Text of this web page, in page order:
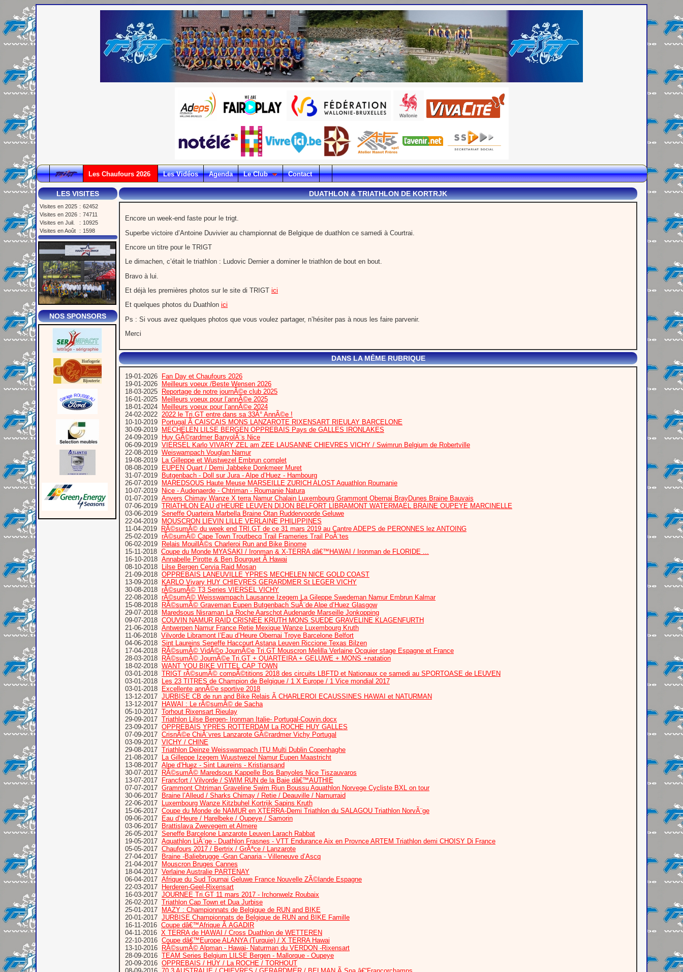
Les Chaufours 2026 Les Vidéos Agenda Le Club Contact
LES VISITES
Visites en 2025 : 62452
Visites en 2026 : 74711
Visites en Juil.
: 10925
Visites en Août
: 1598
NOS SPONSORS
DUATHLON & TRIATHLON DE KORTRJK
Encore un week-end faste pour le trigt.
Superbe victoire d’Antoine Duvivier au championnat de Belgique de duathlon ce samedi à Courtrai.
Encore un titre pour le TRIGT
Le dimachen, c’était le triathlon : Ludovic Dernier a dominer le triathlon de bout en bout.
Bravo à lui.
Et déjà les premières photos sur le site di TRIGT ici
Et quelques photos du Duathlon ici
Ps : Si vous avez quelques photos que vous voulez partager, n’hésiter pas à nous les faire parvenir.
Merci
DANS LA MÊME RUBRIQUE
19-01-2026
Fan Day et Chaufours 2026
19-01-2026
Meilleurs voeux /Beste Wensen 2026
18-03-2025
Reportage de notre journÃ©e club 2025
16-01-2025
Meilleurs voeux pour l’annÃ©e 2025
18-01-2024
Meilleurs voeux pour l’annÃ©e 2024
24-02-2022 2022 le Tri.GT entre dans sa 33Â° AnnÃ©e !
10-10-2019
Portugal Ã CAISCAIS MONS LANZAROTE RIXENSART RIEULAY BARCELONE
30-09-2019
MECHELEN LILSE BERGEN OPPREBAIS Pays de GALLES IRONLAKES
24-09-2019
Huy GÃ©rardmer BanyolÃ¨s Nice
06-09-2019 VIERSEL Karlo VIVARY ZEL am ZEE LAUSANNE CHIEVRES VICHY / Swimrun Belgium de Robertville
22-08-2019 Weiswampach Vouglan Namur
19-08-2019
La Gilleppe et Wustwezel Embrun complet
08-08-2019
EUPEN Quart / Demi Jabbeke Donkmeer Muret
31-07-2019
Butgenbach - Doll sur Jura - Alpe d’Huez - Hambourg
26-07-2019
MAREDSOUS Haute Meuse MARSEILLE ZURICH ALOST Aquathlon Roumanie
10-07-2019
Nice - Audenaerde - Chtriman - Roumanie Natura
01-07-2019 Anvers Chimay Wanze X terra Namur Chalain Luxembourg Grammont Obernai BrayDunes Braine Bauvais
07-06-2019 TRIATHLON EAU d’HEURE LEUVEN DIJON BELFORT LIBRAMONT WATERMAEL BRAINE OUPEYE MARCINELLE
03-06-2019 Seneffe Quarteira Marbella Braine Otan Ruddervoorde Geluwe
22-04-2019
MOUSCRON LIEVIN LILLE VERLAINE PHILIPPINES
11-04-2019
RÃ©sumÃ© du week end TRI.GT de ce 31 mars 2019 au Cantre ADEPS de PERONNES lez ANTOING
25-02-2019 rÃ©sumÃ© Cape Town Troutbecq Trail Frameries Trail PoÃ¨tes
06-02-2019
Relais MouillÃ©s Charleroi Run and Bike Binome
15-11-2018 Coupe du Monde MYASAKI / Ironman & X-TERRA dâ€™HAWAI / Ironman de FLORIDE ...
16-10-2018 Annabelle Pirotte & Ben Bourguet Ã Hawai
08-10-2018
Lilse Bergen Cervia Raid Mosan
21-09-2018 OPPREBAIS LANEUVILLE YPRES MECHELEN NICE GOLD COAST
13-09-2018
KARLO Vivary HUY CHIEVRES GERARDMER St LEGER VICHY
30-08-2018 rÃ©sumÃ© T3 Series VIERSEL VICHY
22-08-2018 rÃ©sumÃ© Weisswampach Lausanne Izegem La Gileppe Swedeman Namur Embrun Kalmar
15-08-2018
RÃ©sumÃ© Graveman Eupen Butgenbach SuÃ¨de Alpe d’Huez Glasgow
29-07-2018
Maredsous Nisraman La Roche Aarschot Audenarde Marseille Jonkopping
09-07-2018 COUVIN NAMUR RAID CRISNEE KRUTH MONS SUEDE GRAVELINE KLAGENFURTH
21-06-2018 Antwerpen Namur France Retie Mexique Wanze Luxembourg Kruth
11-06-2018 Vilvorde Libramont l’Eau d’Heure Obernai Troye Barcelone Belfort
04-06-2018 Sint Laureins Seneffe Haccourt Astana Leuven Riccione Texas Bilzen
17-04-2018
RÃ©sumÃ© VidÃ©o JournÃ©e Tri.GT Mouscron Melilla Verlaine Ocquier stage Espagne et France
28-03-2018
RÃ©sumÃ© JournÃ©e Tri.GT + QUARTEIRA + GELUWE + MONS +natation
18-02-2018 WANT YOU BIKE VITTEL CAP TOWN
03-01-2018 TRIGT rÃ©sumÃ© compÃ©titions 2018 des circuits LBFTD et Nationaux ce samedi au SPORTOASE de LEUVEN
03-01-2018
Les 23 TITRES de Champion de Belgique / 1 X Europe / 1 Vice mondial 2017
03-01-2018
Excellente annÃ©e sportive 2018
13-12-2017 JURBISE CB de run and Bike Relais Ã CHARLEROI ECAUSSINES HAWAI et NATURMAN
13-12-2017
HAWAI : Le rÃ©sumÃ© de Sacha
05-10-2017 Torhout Rixensart Rieulay
29-09-2017 Triathlon Lilse Bergen- Ironman Italie- Portugal-Couvin.docx
23-09-2017 OPPREBAIS YPRES ROTTERDAM La ROCHE HUY GALLES
07-09-2017 CrisnÃ©e ChiÃ¨vres Lanzarote GÃ©rardmer Vichy Portugal
03-09-2017 VICHY / CHINE
29-08-2017 Triathlon Deinze Weisswampach ITU Multi Dublin Copenhaghe
21-08-2017
La Gilleppe Izegem Wuustwezel Namur Eupen Maastricht
13-08-2017 Alpe d’Huez - Sint Laureins - Kristiansand
30-07-2017
RÃ©sumÃ© Maredsous Kappelle Bos Banyoles Nice Tiszauvaros
13-07-2017
Francfort / Vilvorde / SWIM RUN de la Baie dâ€™AUTHIE
07-07-2017 Grammont Chtriman Graveline Swim Riun Boussu Aquathlon Norvege Cycliste BXL on tour
30-06-2017
Braine l’Alleud / Sharks Chimay / Retie / Deauville / Namurraid
22-06-2017
Luxembourg Wanze Kitzbuhel Kortrijk Sapins Kruth
15-06-2017 Coupe du Monde de NAMUR en XTERRA-Demi Triathlon du SALAGOU Triathlon NorvÃ¨ge
09-06-2017
Eau d’Heure / Harelbeke / Oupeye / Samorin
03-06-2017
Brattislava Zwevegem et Almere
26-05-2017 Seneffe Barcelone Lanzarote Leuven Larach Rabbat
19-05-2017 Aquathlon LiÃ¨ge - Duathlon Frasnes - VTT Endurance Aix en Provnce ARTEM Triathlon demi CHOISY Di France
05-05-2017 Chaufours 2017 / Bertrix / GrÃªce / Lanzarote
27-04-2017
Braine -Baliebrugge -Gran Canaria - Villeneuve d’Ascq
21-04-2017
Mouscron Bruges Cannes
18-04-2017 Verlaine Australie PARTENAY
06-04-2017 Afrique du Sud Tournai Geluwe France Nouvelle ZÃ©lande Espagne
22-03-2017
Herderen-Geel-Rixensart
16-03-2017 JOURNEE Tri.GT 11 mars 2017 - Irchonwelz Roubaix
26-02-2017 Triathlon Cap Town et Dua Jurbise
25-01-2017
MAZY : Championnats de Belgique de RUN and BIKE
20-01-2017 JURBISE Championnats de Belgique de RUN and BIKE Famille
16-11-2016 Coupe dâ€™Afrique Ã AGADIR
04-11-2016 X TERRA de HAWAI / Cross Duathlon de WETTEREN
22-10-2016 Coupe dâ€™Europe ALANYA (Turquie) / X TERRA Hawai
13-10-2016
RÃ©sumÃ© Alpman - Hawai- Naturman du VERDON -Rixensart
28-09-2016 TEAM Series Belgium LILSE Bergen - Mallorque - Oupeye
20-09-2016 OPPREBAIS / HUY / La ROCHE / TORHOUT